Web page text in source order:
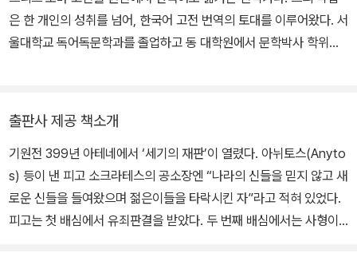
수장으로 거듭났고, 전장에서 체득한 그의 사상에 날카로운 실용성을
더해주었다. 그가 남긴 『소아시아 원정기』가 생존을 위한 처절한 사
투의 기록이라면, 『소크라테스 부의 본질』은 평화 시에 가정을 지키
재산이 아니다”라는 냉철한 실용주의를 설파했다. 이 책은 그가 전장
은 ‘부와 성공의 원리’다. 부유함이란 단순히 재화를 소유하는 상태가
아니라, 그것을 관리하고 증식시켜 사람과 조직을 이롭게 하는 ‘능
력’임을 역설했다. 로마의 키케로가 번역하고 근대의 마키아벨리가
탐독했으며, 현대의 미셸 푸코가 ‘통치술의 원형’으로 주목한 것도 바
은 한 개인의 성취를 넘어, 한국어 고전 번역의 토대를 이루어왔다. 서
울대학교 독어독문학과를 졸업하고 동 대학원에서 문학박사 학위를
번역은 단순히 텍스트를 옮기는 일이 아니었다. 작품이 지닌 오랜 전
승과 형식, 텍스트가 형성되어온 문헌학적 흐름을 살피고, 그 안에 담
긴 의미 구조와 문체, 극적 리듬을 함께 읽어낼 때 비로소 번역은 완성
되었다. 천병희는 오랜 훈련과 치밀한 검토를 바탕으로, 이러한 여러
층위를 한국어로 옮기며 고전이 지닌 사유와 아름다움을 오늘의 독자
출판사 제공 책소개
기원전 399년 아테네에서 ‘세기의 재판’이 열렸다. 아뉘토스(Anyto
s) 등이 낸 피고 소크라테스의 공소장엔 “나라의 신들을 믿지 않고 새
로운 신들을 들여왔으며 젊은이들을 타락시킨 자”라고 적혀 있었다.
피고는 첫 배심에서 유죄판결을 받았다. 두 번째 배심에서는 사형이